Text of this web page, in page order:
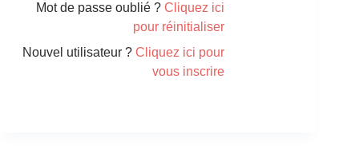
Mot de passe oublié ?Cliquez ici
pour réinitialiser
Nouvel utilisateur ?Cliquez ici pour
vous inscrire